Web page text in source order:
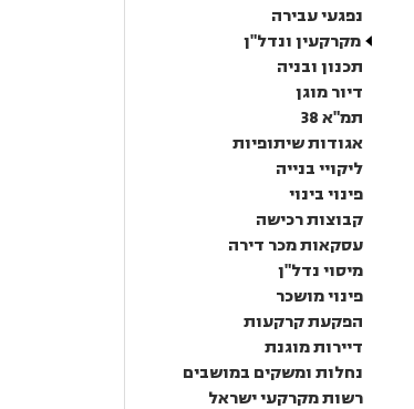
נפגעי עבירה
מקרקעין ונדל"ן
תכנון ובניה
דיור מוגן
תמ"א 38
אגודות שיתופיות
ליקויי בנייה
פינוי בינוי
קבוצות רכישה
עסקאות מכר דירה
מיסוי נדל"ן
פינוי מושכר
הפקעת קרקעות
דיירות מוגנת
נחלות ומשקים במושבים
רשות מקרקעי ישראל